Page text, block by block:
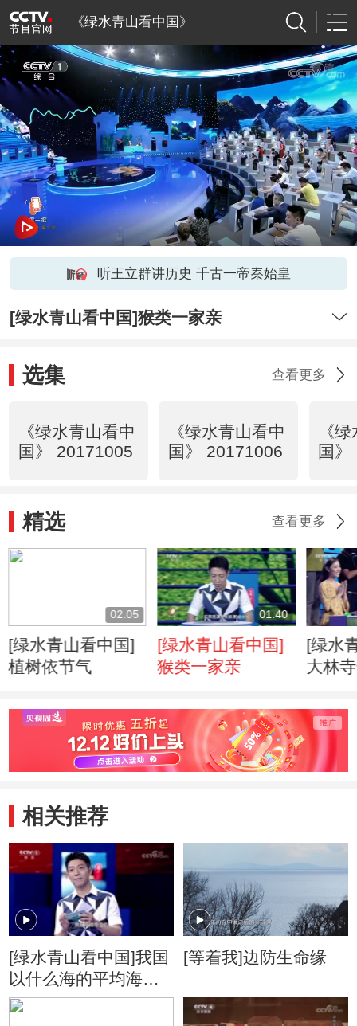
《绿水青山看中国》
听王立群讲历史 千古一帝秦始皇
[绿水青山看中国]猴类一家亲
选集 查看更多
《绿水青山看中
国》 20171005
《绿水青山看中
国》 20171006
《
国
精选 查看更多
02:05
[绿水青山看中国]
植树依节气
01:40
[绿水青山看中国]
猴类一家亲
[绿水
大林
相关推荐
[绿水青山看中国]我国
以什么海的平均海平
面作为零海拔？
[等着我]边防生命缘